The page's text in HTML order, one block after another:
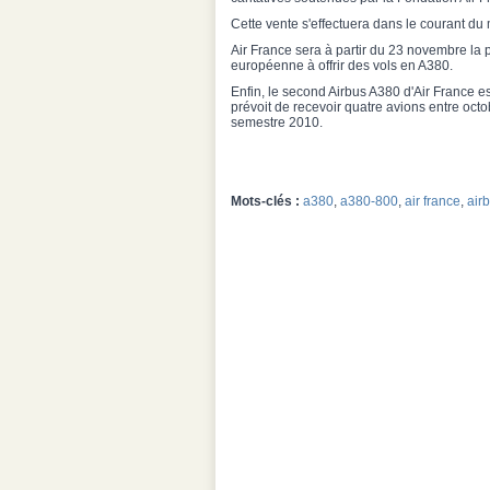
Cette vente s'effectuera dans le courant du
Air France sera à partir du 23 novembre la
européenne à offrir des vols en A380.
Enfin, le second Airbus A380 d'Air France
prévoit de recevoir quatre avions entre
semestre 2010.
Mots-clés : a380, a380-800, air france,